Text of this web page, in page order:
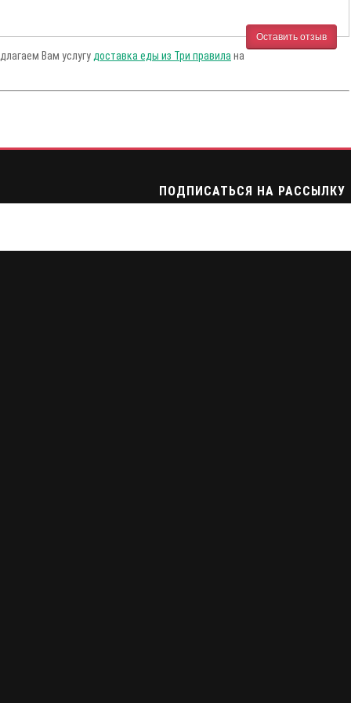
Оставить отзыв
Вам услугу доставка еды из Три правила на
ПОДПИСАТЬСЯ НА РАССЫЛКУ